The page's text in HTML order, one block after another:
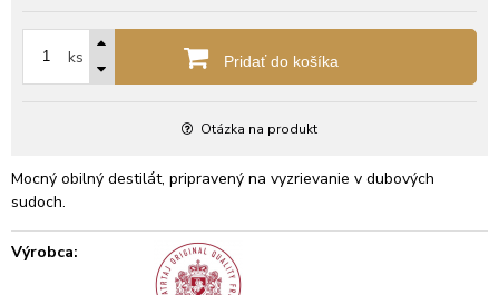
ks Pridať do košíka
Otázka na produkt
Mocný obilný destilát, pripravený na vyzrievanie v dubových
sudoch.
Výrobca: